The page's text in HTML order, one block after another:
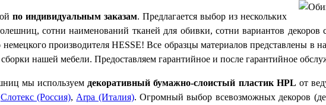
по индивидуальным заказам. Предлагается выбор из нескольких
сотни наименований тканей для обивки, сотни вариантов
производителя HESSE! Все образцы материалов представлены в
нашей мебели. Предоставляем гарантийное и после гарантийное
мы используем декоративный бумажно-слоистый пластик HPL от
Слотекс (Россия), Arpa (Италия). Огромный выбор всевозможных декоров